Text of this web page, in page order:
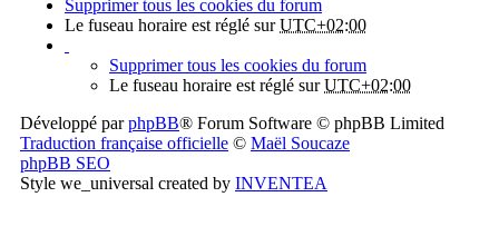
Supprimer tous les cookies du forum
Le fuseau horaire est réglé surUTC+02:00
Supprimer tous les cookies du forum
Le fuseau horaire est réglé surUTC+02:00
Développé parphpBB® Forum Software © phpBB Limited
Traduction française officielle © Maël Soucaze
phpBB SEO
Style we_universal created by INVENTEA